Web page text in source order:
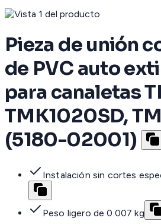
Pieza de unión
de PVC auto
para canaletas
TMK1020SD,
(5180-02001)
Instalación sin cortes
Peso ligero de 0.007 kg